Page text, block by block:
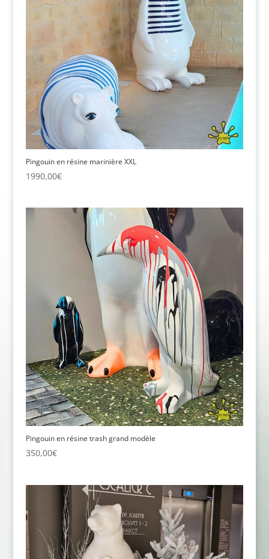
Pingouin en résine marinière XXL
1990,00€
Pingouin en résine trash grand modèle
350,00€